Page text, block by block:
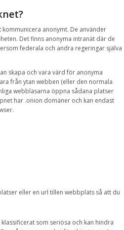
?
kommunicera anonymt. De använder
Det finns anonyma intranät där de
federala och andra regeringar själva
skapa och vara värd för anonyma
från ytan webben (eller den normala
webbläsarna öppna sådana platser
har .onion domäner och kan endast
.
eller en url tillen webbplats så att du
klassificerat som seriösa och kan hindra